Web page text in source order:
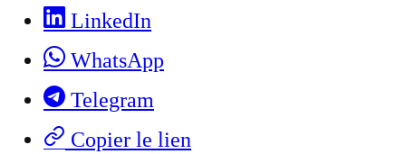
LinkedIn
WhatsApp
Telegram
Copier le lien